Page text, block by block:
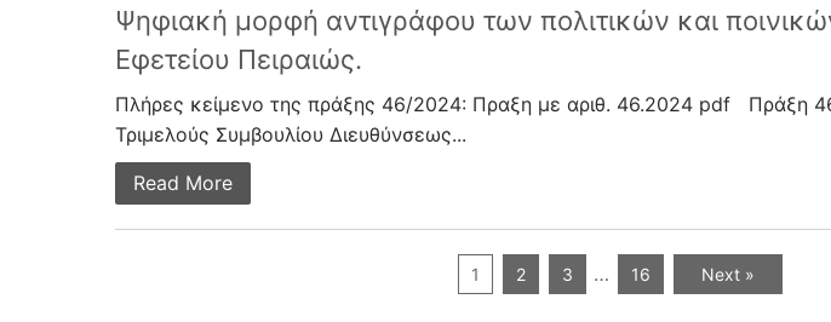
Ψηφιακή μορφή αντιγράφου των πολιτικών και
Εφετείου Πειραιώς.
Πλήρες κείμενο της πράξης 46/2024: Πραξη με αριθ. 46.2024 pdf Πράξη
Τριμελούς Συμβουλίου Διευθύνσεως...
Read More
1 2 3 … 16 Next »